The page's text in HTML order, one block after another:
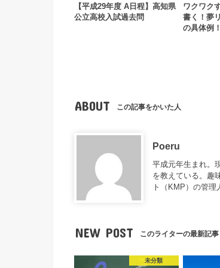
【平成29年度 A日程】高知県
公立高校入試過去問
ワクワク
書く！夢
の具体例！
ABOUT この記事をかいた人
Poeru
平成元年生まれ。
を教えている。趣
ト（KMP）の管理
NEW POST このライターの最新記事
未分類